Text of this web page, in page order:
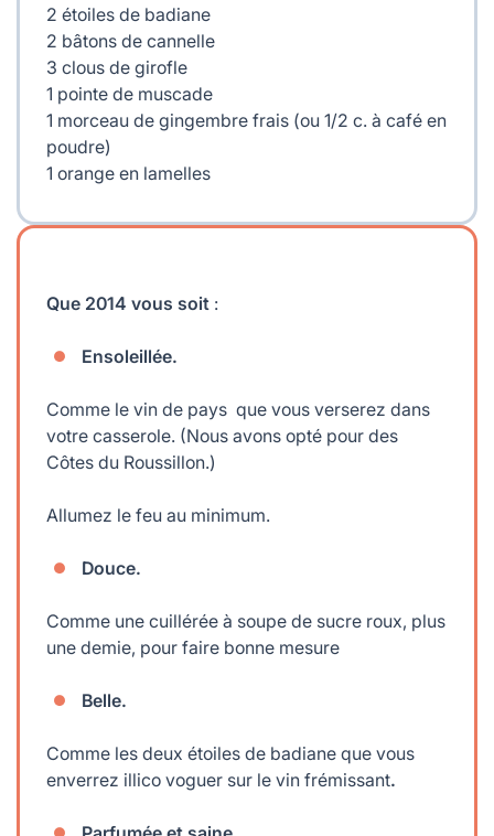
2 étoiles de badiane
2 bâtons de cannelle
3 clous de girofle
1 pointe de muscade
1 morceau de gingembre frais (ou 1/2 c. à café en
poudre)
1 orange en lamelles
Que 2014 vous soit :
Ensoleillée.
Comme le vin de pays que vous verserez dans
votre casserole. (Nous avons opté pour des
Côtes du Roussillon.)
Allumez le feu au minimum.
Douce.
Comme une cuillérée à soupe de sucre roux, plus
une demie, pour faire bonne mesure
Belle.
Comme les deux étoiles de badiane que vous
enverrez illico voguer sur le vin frémissant.